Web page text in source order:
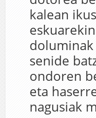
kalean
doluminak
senide
ondoren
eta
nagusiak